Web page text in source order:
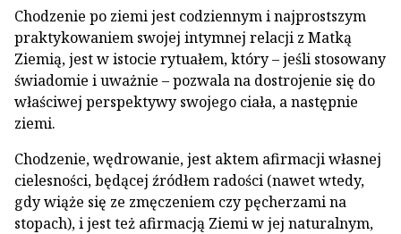
Chodzenie po ziemi jest codziennym i najprostszym
praktykowaniem swojej intymnej relacji z Matką
Ziemią, jest w istocie rytuałem, który – jeśli stosowany
świadomie i uważnie – pozwala na dostrojenie się do
właściwej perspektywy swojego ciała, a następnie
ziemi.
Chodzenie, wędrowanie, jest aktem afirmacji własnej
cielesności, będącej źródłem radości (nawet wtedy,
gdy wiąże się ze zmęczeniem czy pęcherzami na
stopach), i jest też afirmacją Ziemi w jej naturalnym,